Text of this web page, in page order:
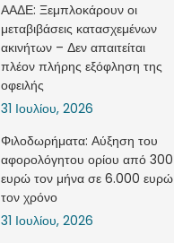
ΑΑΔΕ: Ξεμπλοκάρουν οι
μεταβιβάσεις κατασχεμένων
ακινήτων – Δεν απαιτείται
πλέον πλήρης εξόφληση της
οφειλής
31 Ιουλίου, 2026
Φιλοδωρήματα: Αύξηση του
αφορολόγητου ορίου από 300
ευρώ τον μήνα σε 6.000 ευρώ
τον χρόνο
31 Ιουλίου, 2026